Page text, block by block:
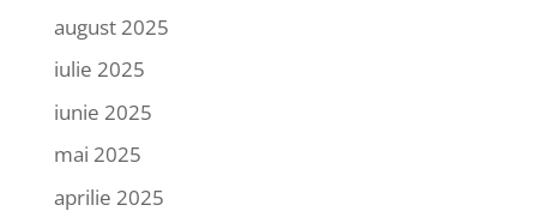
august 2025
iulie 2025
iunie 2025
mai 2025
aprilie 2025